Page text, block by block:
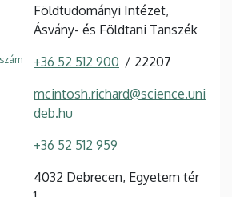
Földtudományi Intézet,
Ásvány- és Földtani Tanszék
+36 52 512 900 22207
mcintosh.richard@science.uni
deb.hu
+36 52 512 959
4032 Debrecen, Egyetem tér